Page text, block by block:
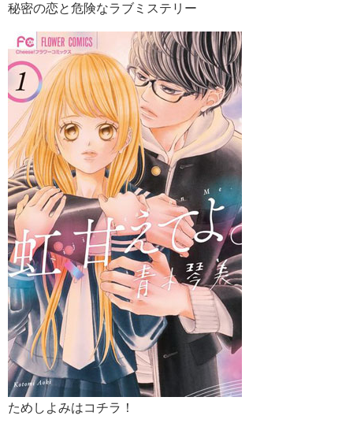
秘密の恋と危険なラブミステリー
ためしよみはコチラ！